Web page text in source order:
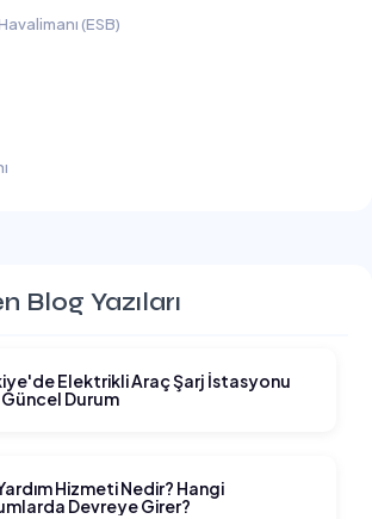
(ESB)
Blog Yazıları
Elektrikli Araç Şarj İstasyonu
Güncel Durum
Hizmeti Nedir? Hangi
Devreye Girer?